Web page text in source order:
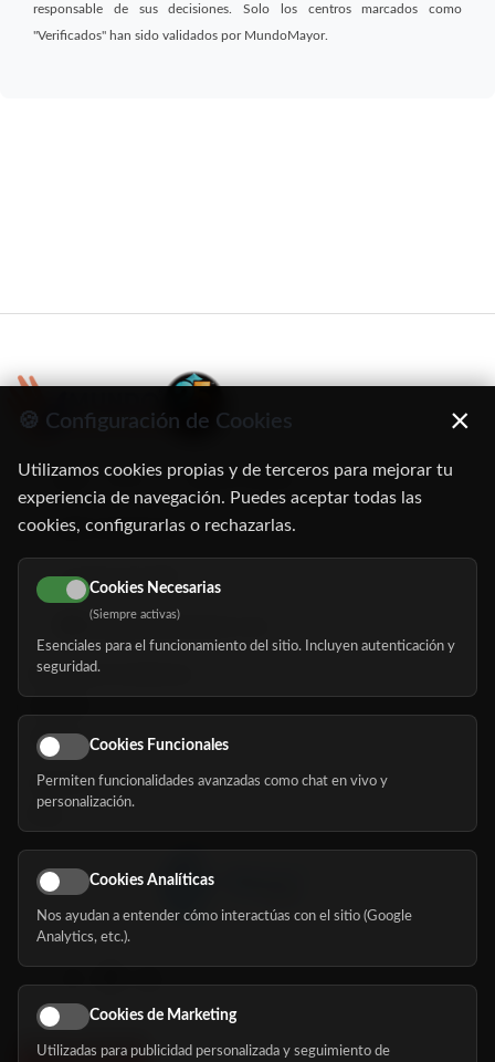
responsable de sus decisiones. Solo los centros marcados como
"Verificados" han sido validados por MundoMayor.
C/ Oruro, 11. 28016 Madrid
91 345 06 26
616 113 103
hola@mundomayor.com
Buscador de residencias
Eventos
Nosotros
Síguenos
🍪 Configuración de Cookies ×
Utilizamos cookies propias y de terceros para mejorar tu
experiencia de navegación. Puedes aceptar todas las
cookies, configurarlas o rechazarlas.
Cookies Necesarias
(Siempre activas)
Esenciales para el funcionamiento del sitio. Incluyen autenticación y
seguridad.
Cookies Funcionales
Permiten funcionalidades avanzadas como chat en vivo y
personalización.
Cookies Analíticas
Nos ayudan a entender cómo interactúas con el sitio (Google
Analytics, etc.).
Cookies de Marketing
Utilizadas para publicidad personalizada y seguimiento de